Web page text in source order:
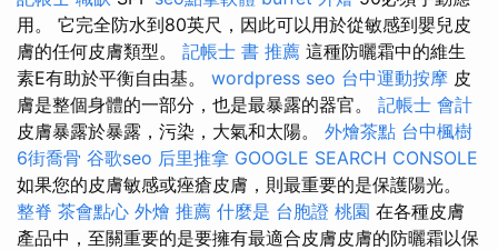
用。 它完全防水到80英尺，因此可以用於從敏感到嬰兒皮
膚的任何皮膚類型。 記帳士 書 推薦 這種防曬霜中的維生
素E有助於平衡自由基。 wordpress seo 台中運動按摩 皮
膚是整個身體的一部分，也是最暴露的器官。 記帳士 會計
皮膚暴露於暴露，污染，大氣和太陽。 外燴茶點 台中楓樹
6街喬骨 谷歌seo 后里推拿 GOOGLE SEARCH CONSOLE
如果您的皮膚敏感或痤瘡皮膚，則最重要的是保護陽光。
整脊 茶會點心 外燴 推薦 什麼是 台胞證 桃園 在各種皮膚
產品中，至關重要的是要擁有最適合皮膚皮膚的防曬霜以保